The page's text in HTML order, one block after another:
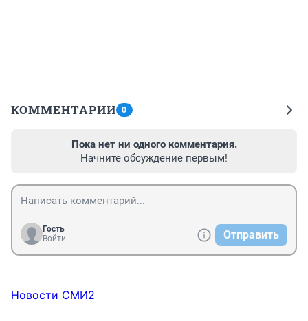
КОММЕНТАРИИ 0
Пока нет ни одного комментария.
Начните обсуждение первым!
Гость
Войти
Отправить
Новости СМИ2